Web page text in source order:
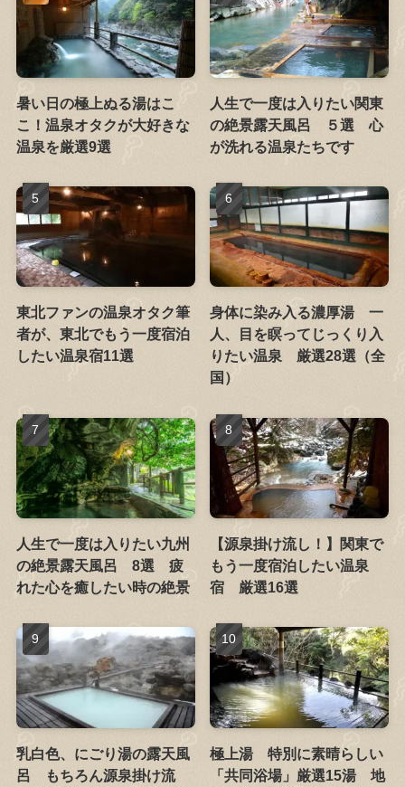
暑い日の極上ぬる湯はこ
こ！温泉オタクが大好きな
温泉を厳選9選
人生で一度は入りたい関東
の絶景露天風呂 ５選 心
が洗れる温泉たちです
東北ファンの温泉オタク筆
者が、東北でもう一度宿泊
したい温泉宿11選
身体に染み入る濃厚湯 一
人、目を瞑ってじっくり入
りたい温泉 厳選28選（全
国）
人生で一度は入りたい九州
の絶景露天風呂 8選 疲
れた心を癒したい時の絶景
【源泉掛け流し！】関東で
もう一度宿泊したい温泉
宿 厳選16選
乳白色、にごり湯の露天風
呂 もちろん源泉掛け流
極上湯 特別に素晴らしい
「共同浴場」厳選15湯 地